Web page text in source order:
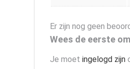
Er zijn nog geen
Wees de eerste
Je moet ingelogd zijn